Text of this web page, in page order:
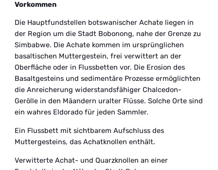
Vorkommen
Die Hauptfundstellen botswanischer Achate liegen in
der Region um die Stadt Bobonong, nahe der Grenze zu
Simbabwe. Die Achate kommen im ursprünglichen
basaltischen Muttergestein, frei verwittert an der
Oberfläche oder in Flussbetten vor. Die Erosion des
Basaltgesteins und sedimentäre Prozesse ermöglichten
die Anreicherung widerstandsfähiger Chalcedon-
Gerölle in den Mäandern uralter Flüsse. Solche Orte sind
ein wahres Eldorado für jeden Sammler.
Ein Flussbett mit sichtbarem Aufschluss des
Muttergesteins, das Achatknollen enthält.
Verwitterte Achat- und Quarzknollen an einer